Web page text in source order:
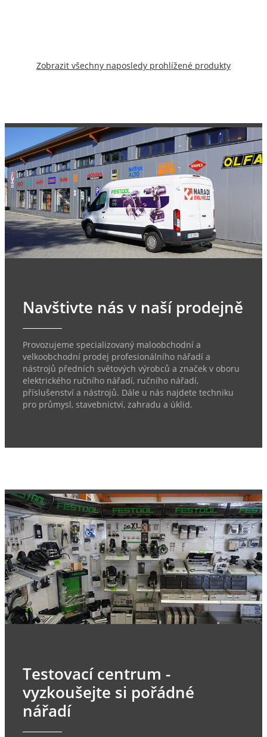
Zobrazit všechny naposledy prohlížené produkty
Navštivte nás v naší prodejně
Provozujeme specializovaný maloobchodní a
velkoobchodní prodej profesionálního nářadí a
nástrojů předních světových výrobců a značek v oboru
elektrického ručního nářadí, ručního nářadí,
příslušenství a nástrojů. Dále u nás najdete techniku
pro průmysl, stavebnictví, zahradu a úklid.
Testovací centrum -
vyzkoušejte si pořádné
nářadí